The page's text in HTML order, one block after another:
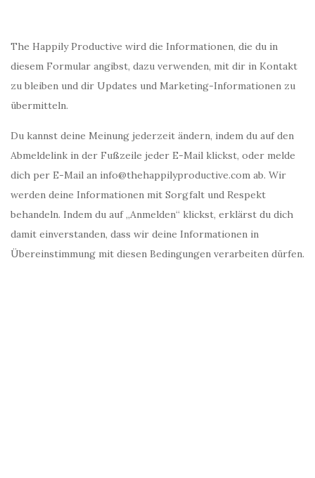
The Happily Productive wird die Informationen, die du in
diesem Formular angibst, dazu verwenden, mit dir in Kontakt
zu bleiben und dir Updates und Marketing-Informationen zu
übermitteln.
Du kannst deine Meinung jederzeit ändern, indem du auf den
Abmeldelink in der Fußzeile jeder E-Mail klickst, oder melde
dich per E-Mail an info@thehappilyproductive.com ab. Wir
werden deine Informationen mit Sorgfalt und Respekt
behandeln. Indem du auf „Anmelden“ klickst, erklärst du dich
damit einverstanden, dass wir deine Informationen in
Übereinstimmung mit diesen Bedingungen verarbeiten dürfen.